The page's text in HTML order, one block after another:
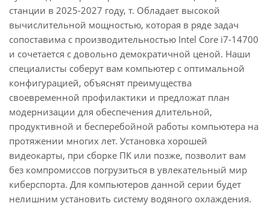
станции в 2025-2027 году, т. Обладает высокой
вычислительной мощностью, которая в ряде задач
сопоставима с производительностью Intel Core i7-14700
и сочетается с довольно демократичной ценой. Наши
специалисты соберут вам компьютер с оптимальной
конфигурацией, объяснят преимущества
своевременной профилактики и предложат план
модернизации для обеспечения длительной,
продуктивной и бесперебойной работы компьютера на
протяжении многих лет. Установка хорошей
видеокарты, при сборке ПК или позже, позволит вам
без компромиссов погрузиться в увлекательный мир
киберспорта. Для компьютеров данной серии будет
нелишним установить систему водяного охлаждения.